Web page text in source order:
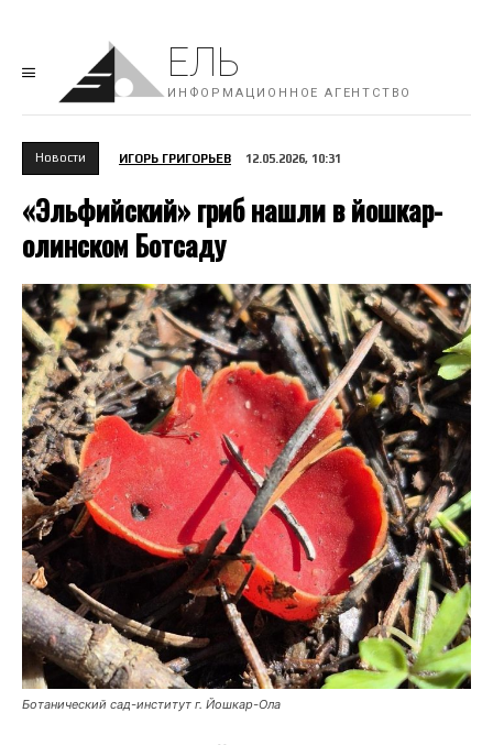
ЕЛЬ
ИНФОРМАЦИОННОЕ АГЕНТСТВО
Новости ИГОРЬ ГРИГОРЬЕВ 12.05.2026, 10:31
«Эльфийский» гриб нашли в йошкар-
олинском Ботсаду
Ботанический сад-институт г. Йошкар-Ола